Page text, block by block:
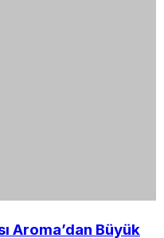
Aroma’dan Büyük